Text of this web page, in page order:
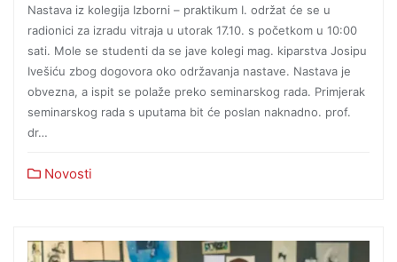
Nastava iz kolegija Izborni – praktikum I. održat će se u
radionici za izradu vitraja u utorak 17.10. s početkom u 10:00
sati. Mole se studenti da se jave kolegi mag. kiparstva Josipu
Ivešiću zbog dogovora oko održavanja nastave. Nastava je
obvezna, a ispit se polaže preko seminarskog rada. Primjerak
seminarskog rada s uputama bit će poslan naknadno. prof.
dr…
Novosti